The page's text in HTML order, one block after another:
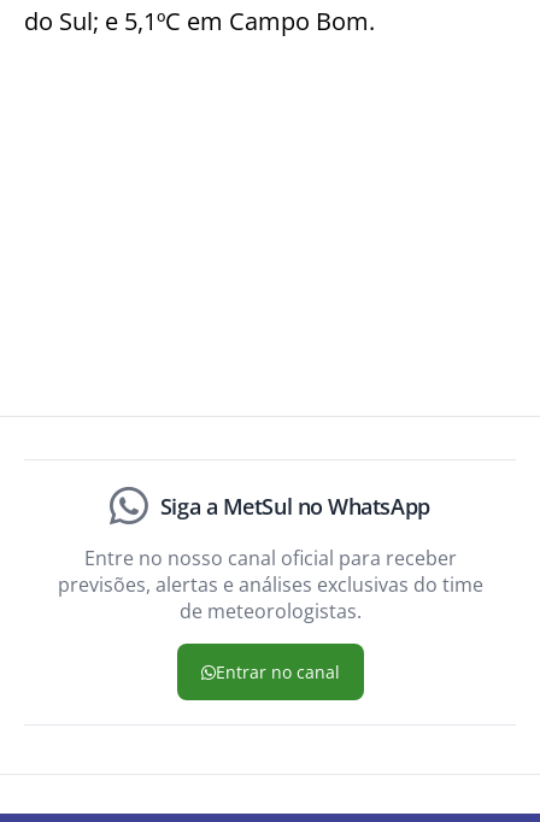
do Sul; e 5,1ºC em Campo Bom.
Siga a MetSul no WhatsApp
Entre no nosso canal oficial para receber
previsões, alertas e análises exclusivas do time
de meteorologistas.
Entrar no canal